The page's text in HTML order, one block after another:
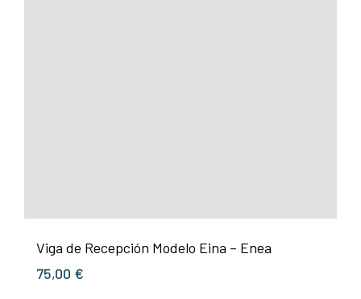
Viga de Recepción Modelo Eina – Enea
75,00 €